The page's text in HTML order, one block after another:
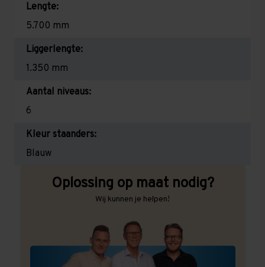
Lengte:
5.700 mm
Liggerlengte:
1.350 mm
Aantal niveaus:
6
Kleur staanders:
Blauw
Oplossing op maat nodig?
Wij kunnen je helpen!